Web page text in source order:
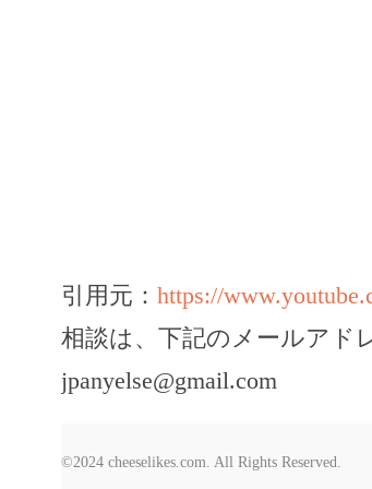
引用元： https://
相談は、下記のメールアド
jpanyelse@gmail.com
©2024 cheeselikes.com. All Rights Reserved.